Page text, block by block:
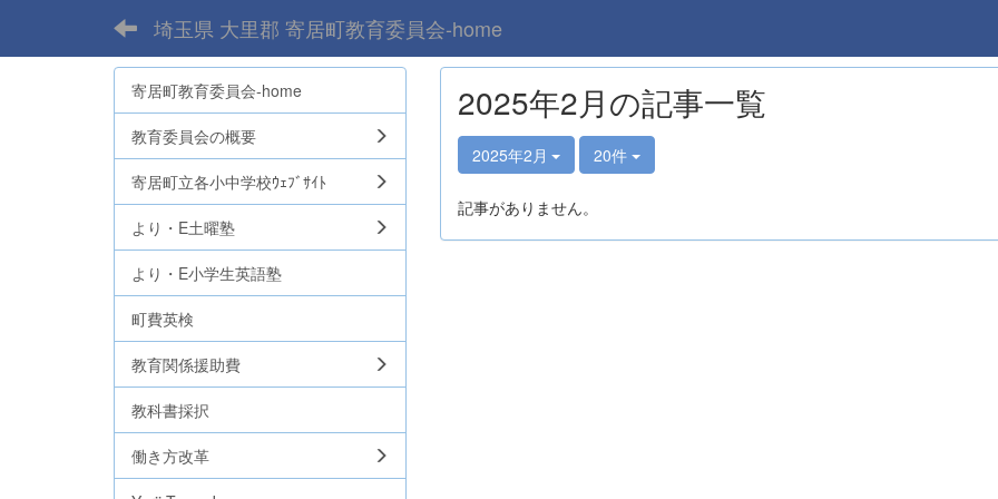
埼玉県 大里郡 寄居町教育委員会-home
2025年2月の記事一覧
2025年2月 20件
記事がありません。
寄居町教育委員会-home
教育委員会の概要
寄居町立各小中学校ｳｪﾌﾞｻｲﾄ
より・E土曜塾
より・E小学生英語塾
町費英検
教育関係援助費
教科書採択
働き方改革